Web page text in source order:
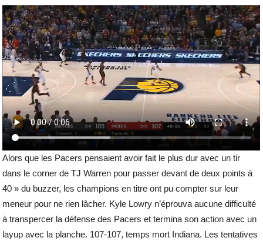
Alors que les Pacers pensaient avoir fait le plus dur avec un tir
dans le corner de TJ Warren pour passer devant de deux points à
40 » du buzzer, les champions en titre ont pu compter sur leur
meneur pour ne rien lâcher. Kyle Lowry n’éprouva aucune difficulté
à transpercer la défense des Pacers et termina son action avec un
layup avec la planche. 107-107, temps mort Indiana. Les tentatives